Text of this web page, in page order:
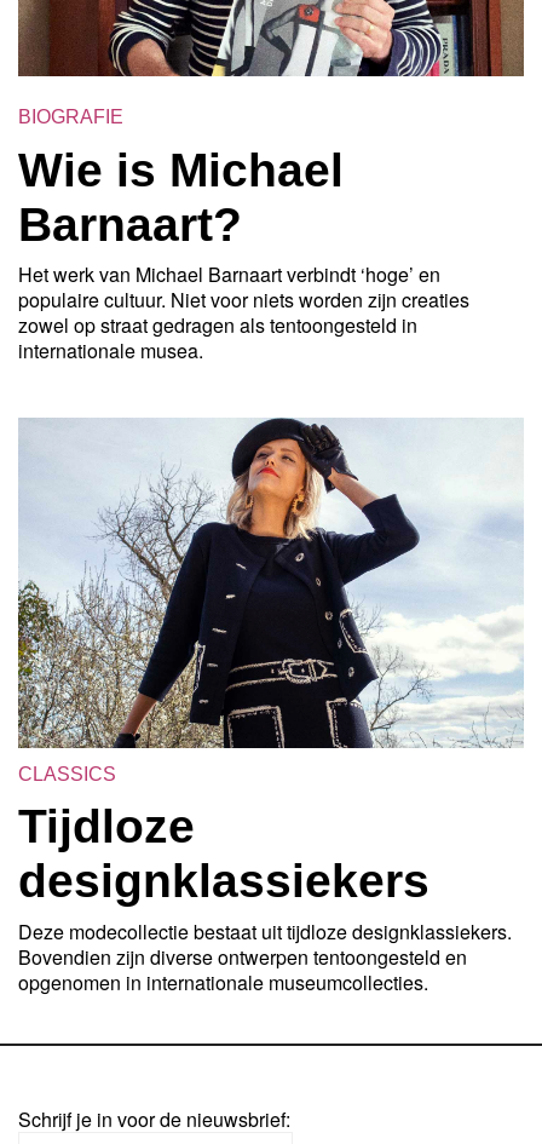
BIOGRAFIE
Wie is Michael
Barnaart?
Het werk van Michael Barnaart verbindt ‘hoge’ en
populaire cultuur. Niet voor niets worden zijn creaties
zowel op straat gedragen als tentoongesteld in
internationale musea.
CLASSICS
Tijdloze
designklassiekers
Deze modecollectie bestaat uit tijdloze designklassiekers.
Bovendien zijn diverse ontwerpen tentoongesteld en
opgenomen in internationale museumcollecties.
Schrijf je in voor de nieuwsbrief: